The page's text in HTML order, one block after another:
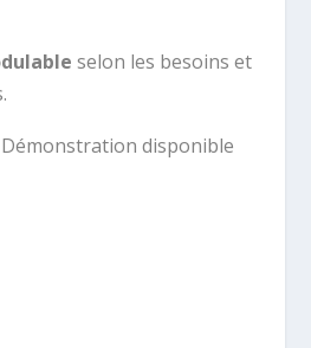
selon les besoins et
Démonstration disponible